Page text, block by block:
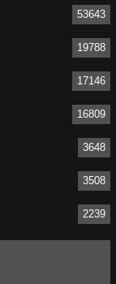
53643
19788
17146
16809
3648
3508
2239